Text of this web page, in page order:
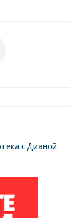
с Дианой